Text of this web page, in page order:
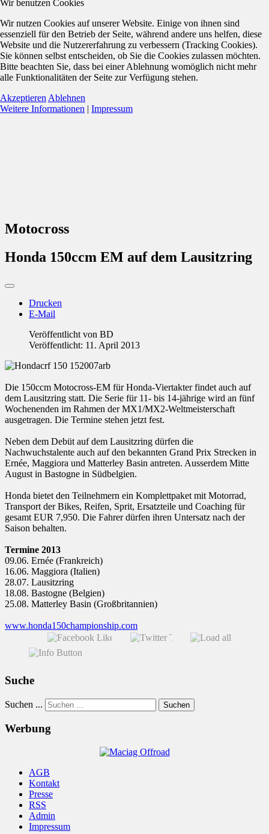
Motocross
Honda 150ccm EM auf dem Lausitzring
Drucken
E-Mail
Veröffentlicht von BD
Veröffentlicht: 11. April 2013
Die 150ccm Motocross-EM für Honda-Viertakter findet auch auf
dem Lausitzring statt. Die Serie für 11- bis 14-jährige wird an fünf
Wochenenden im Rahmen der MX1/MX2-Weltmeisterschaft
ausgetragen. Die Termine stehen jetzt fest.
Neben dem Debüt auf dem Lausitzring dürfen die
Nachwuchstalente auch auf den bekannten Grand Prix Strecken in
Ernée, Maggiora und Matterley Basin antreten. Ausserdem Mitte
August in Bastogne in Südbelgien.
Honda bietet den Teilnehmern ein Komplettpaket mit Motorrad,
Transport der Bikes, Reifen, Sprit, Ersatzteile und Coaching für
gesamt EUR 7,950. Die Fahrer dürfen ihren Untersatz nach der
Saison behalten.
Termine 2013
09.06. Ernée (Frankreich)
16.06. Maggiora (Italien)
28.07. Lausitzring
18.08. Bastogne (Belgien)
25.08. Matterley Basin (Großbritannien)
www.honda150championship.com
Suche
Suchen ... Suchen
Werbung
AGB
Kontakt
Presse
RSS
Admin
Impressum
Wir benutzen Cookies
Wir nutzen Cookies auf unserer Website. Einige von ihnen sind
essenziell für den Betrieb der Seite, während andere uns helfen, diese
Website und die Nutzererfahrung zu verbessern (Tracking Cookies).
Sie können selbst entscheiden, ob Sie die Cookies zulassen möchten.
Bitte beachten Sie, dass bei einer Ablehnung womöglich nicht mehr
alle Funktionalitäten der Seite zur Verfügung stehen.
Akzeptieren Ablehnen
Weitere Informationen | Impressum